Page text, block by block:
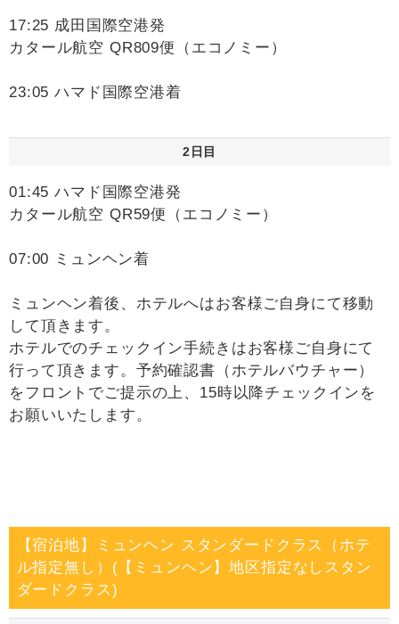
17:25 成田国際空港発
カタール航空 QR809便（エコノミー）
23:05 ハマド国際空港着
2日目
01:45 ハマド国際空港発
カタール航空 QR59便（エコノミー）
07:00 ミュンヘン着
ミュンヘン着後、ホテルへはお客様ご自身にて移動
して頂きます。
ホテルでのチェックイン手続きはお客様ご自身にて
行って頂きます。予約確認書（ホテルバウチャー）
をフロントでご提示の上、15時以降チェックインを
お願いいたします。
【宿泊地】ミュンヘン スタンダードクラス（ホテ
ル指定無し）(【ミュンヘン】地区指定なしスタン
ダードクラス)